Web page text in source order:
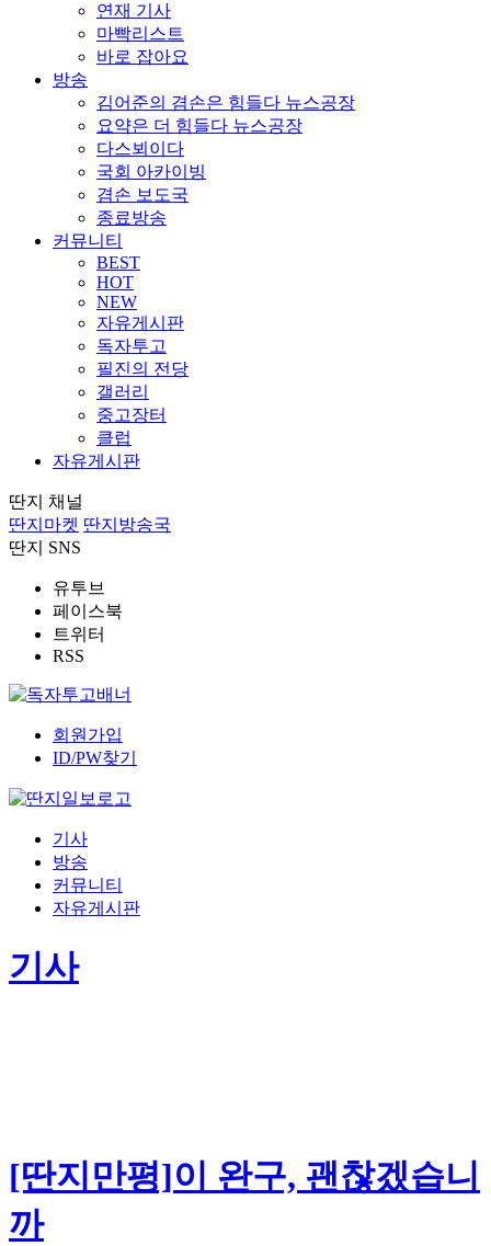
연재 기사
마빡리스트
바로 잡아요
방송
김어준의 겸손은 힘들다 뉴스공장
요약은 더 힘들다 뉴스공장
다스뵈이다
국회 아카이빙
겸손 보도국
종료방송
커뮤니티
BEST
HOT
NEW
자유게시판
독자투고
필진의 전당
갤러리
중고장터
클럽
자유게시판
딴지 채널
딴지마켓 딴지방송국
딴지 SNS
유투브
페이스북
트위터
RSS
회원가입
ID/PW찾기
기사
방송
커뮤니티
자유게시판
기사
[딴지만평]이 완구, 괜찮겠습니
까